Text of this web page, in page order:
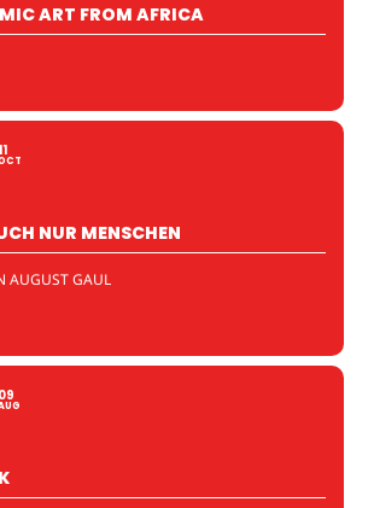
ART FROM AFRICA
11
NUR MENSCHEN
AUGUST GAUL
09